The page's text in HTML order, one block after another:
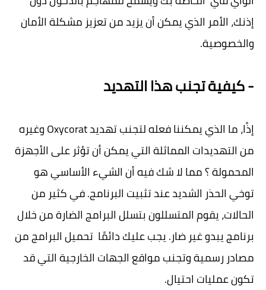
إذنك، الأمر الذي يمكن أن يزيد من تعزيز مشكلة الأمان
والخصوصية.
- كيفية تجنب هذا التهديد
إذًا، ما الذي يمكننا فعله لتجنب تهديد Oxycorat وغيره
من التهديدات المماثلة التي يمكن أن تؤثر على الأجهزة
المحمولة ؟ مما لا شك فيه أن الشيء الأساسي هو
توخي الحذر الشديد عند تثبيت البرنامج. في كثير من
الحالات، يقوم المتسللون بتسلل البرامج الضارة من خلال
برنامج يبدو غير ضار. يجب عليك دائمًا تحميل البرامج من
مصادر رسمية وتجنب مواقع الجهات الخارجية التي قد
تكون عمليات احتيال.